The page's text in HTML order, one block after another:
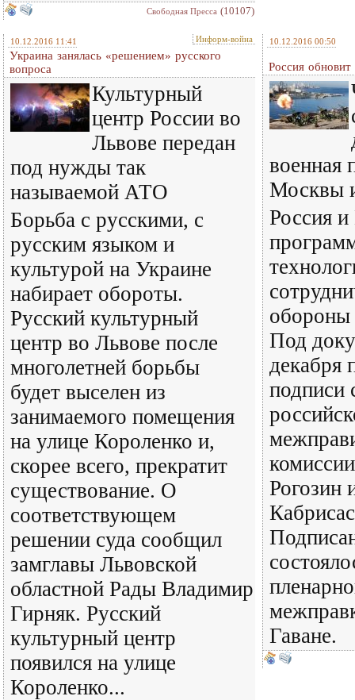
Свободная Пресса (10107)
10.12.2016 11:41 Информ-война
Украина занялась «решением» русского
вопроса
Культурный
центр России во
Львове передан
под нужды так
называемой АТО
Борьба с русскими, с
русским языком и
культурой на Украине
набирает обороты.
Русский культурный
центр во Львове после
многолетней борьбы
будет выселен из
занимаемого помещения
на улице Короленко и,
скорее всего, прекратит
существование. О
соответствующем
решении суда сообщил
замглавы Львовской
областной Рады Владимир
Гирняк. Русский
культурный центр
появился на улице
Короленко...
10.12.2016 00:50
Россия
военная
Москвы
Россия
обороны
Под
декабря
подписи
Рогозин
Гаване.